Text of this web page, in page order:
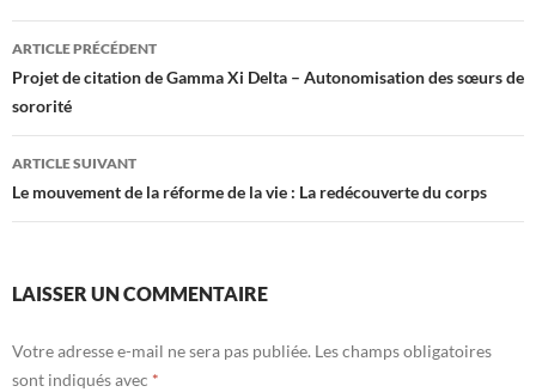
Navigation
des
articles
ARTICLE PRÉCÉDENT
Projet de citation de Gamma Xi Delta – Autonomisation des sœurs de
sororité
ARTICLE SUIVANT
Le mouvement de la réforme de la vie : La redécouverte du corps
LAISSER UN COMMENTAIRE
Votre adresse e-mail ne sera pas publiée. Les champs obligatoires
sont indiqués avec *